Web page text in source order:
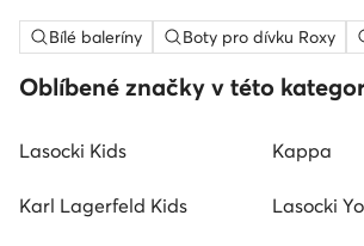
Bílé baleríny Boty pro dívku Roxy
Oblíbené značky v této
Lasocki Kids Kappa
Karl Lagerfeld Kids Lasocki